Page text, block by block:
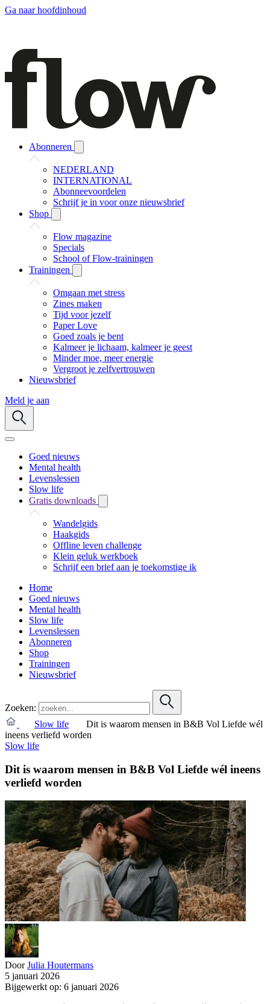
Ga naar hoofdinhoud
Abonneren
NEDERLAND
INTERNATIONAL
Abonneevoordelen
Schrijf je in voor onze nieuwsbrief
Shop
Flow magazine
Specials
School of Flow-trainingen
Trainingen
Omgaan met stress
Zines maken
Tijd voor jezelf
Paper Love
Goed zoals je bent
Kalmeer je lichaam, kalmeer je geest
Minder moe, meer energie
Vergroot je zelfvertrouwen
Nieuwsbrief
Meld je aan
Goed nieuws
Mental health
Levenslessen
Slow life
Gratis downloads
Wandelgids
Haakgids
Offline leven challenge
Klein geluk werkboek
Schrijf een brief aan je toekomstige ik
Home
Goed nieuws
Mental health
Slow life
Levenslessen
Abonneren
Shop
Trainingen
Nieuwsbrief
Zoeken:
Slow life
Dit is waarom mensen in B&B Vol Liefde wél
ineens verliefd worden
Slow life
Dit is waarom mensen in B&B Vol Liefde wél ineens
verliefd worden
Door Julia Houtermans
5 januari 2026
Bijgewerkt op: 6 januari 2026